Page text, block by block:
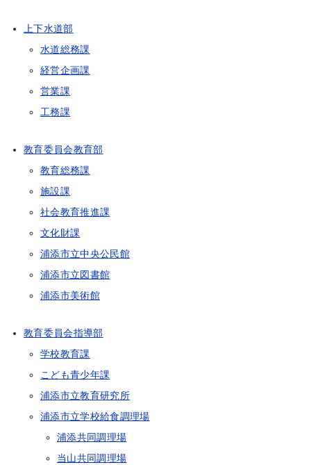
上下水道部
水道総務課
経営企画課
営業課
工務課
教育委員会教育部
教育総務課
施設課
社会教育推進課
文化財課
浦添市立中央公民館
浦添市立図書館
浦添市美術館
教育委員会指導部
学校教育課
こども青少年課
浦添市立教育研究所
浦添市立学校給食調理場
浦添共同調理場
当山共同調理場